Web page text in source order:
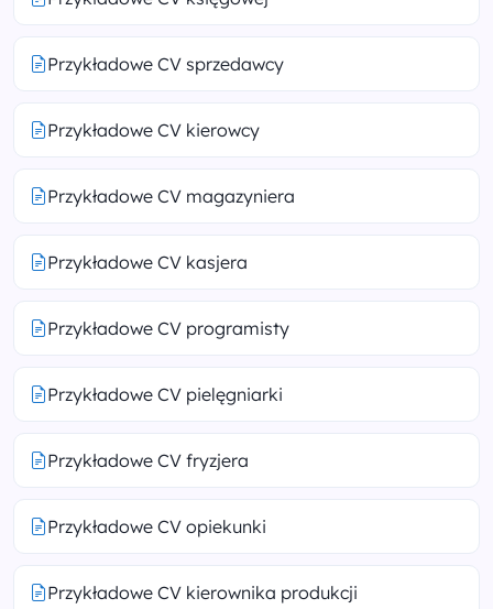
Przykładowe CV sprzedawcy
Przykładowe CV kierowcy
Przykładowe CV magazyniera
Przykładowe CV kasjera
Przykładowe CV programisty
Przykładowe CV pielęgniarki
Przykładowe CV fryzjera
Przykładowe CV opiekunki
Przykładowe CV kierownika produkcji